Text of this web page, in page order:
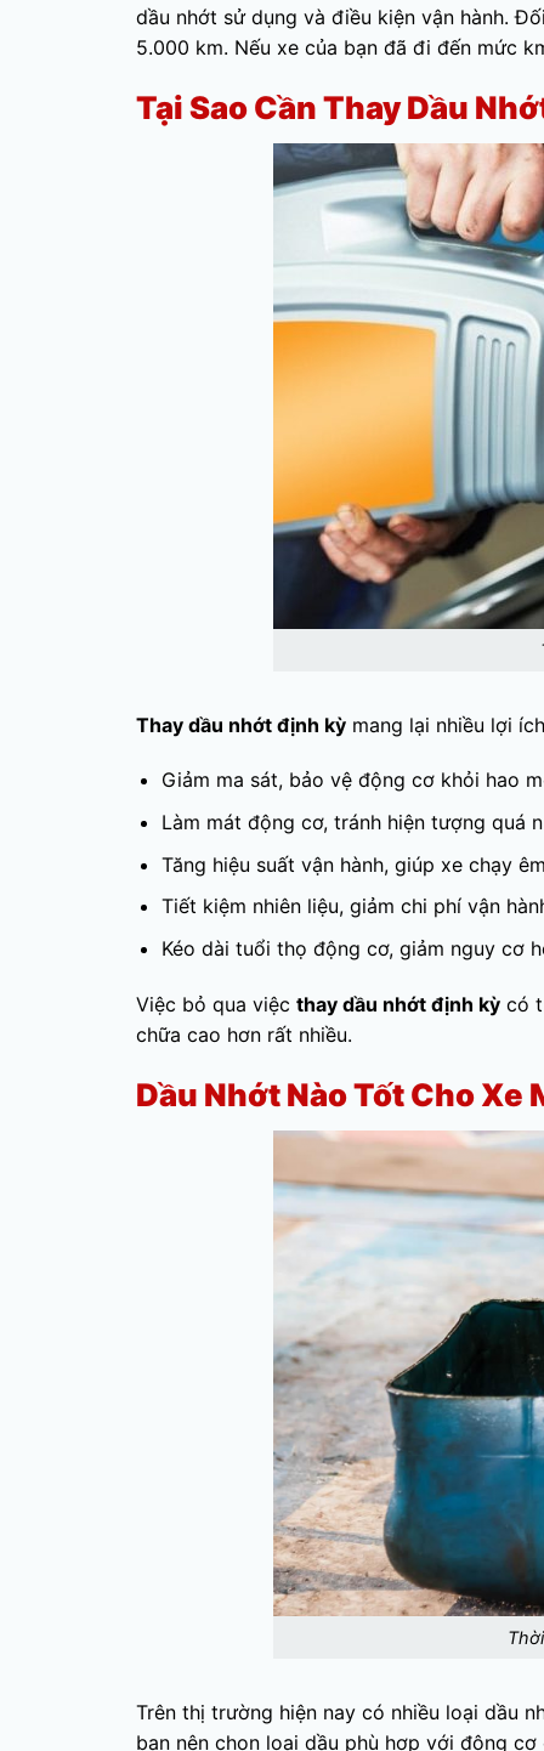
dầu nhớt sử dụng và điều kiện vận hành.
5.000 km. Nếu xe của bạn đã đi đến mức
Tại Sao Cần Thay Dầu
Thay dầu nhớt định kỳ mang lại nhiều lợi
Giảm ma sát, bảo vệ động cơ khỏi hao
Làm mát động cơ, tránh hiện tượng quá
Tăng hiệu suất vận hành, giúp xe chạy
Tiết kiệm nhiên liệu, giảm chi phí vận
Kéo dài tuổi thọ động cơ, giảm nguy cơ
Việc bỏ qua việc thay dầu nhớt định kỳ có
chữa cao hơn rất nhiều.
Dầu Nhớt Nào Tốt Cho Xe
Trên thị trường hiện nay có nhiều loại dầu
bạn nên chọn loại dầu phù hợp với động